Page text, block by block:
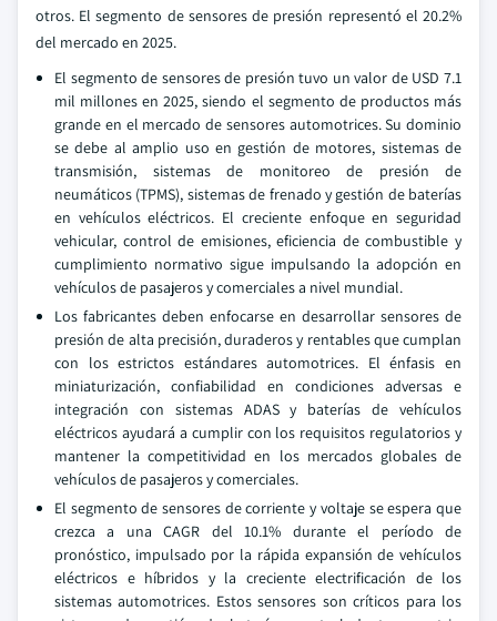
otros. El segmento de sensores de presión representó el 20.2%
del mercado en 2025.
El segmento de sensores de presión tuvo un valor de USD 7.1
mil millones en 2025, siendo el segmento de productos más
grande en el mercado de sensores automotrices. Su dominio
se debe al amplio uso en gestión de motores, sistemas de
transmisión, sistemas de monitoreo de presión de
neumáticos (TPMS), sistemas de frenado y gestión de baterías
en vehículos eléctricos. El creciente enfoque en seguridad
vehicular, control de emisiones, eficiencia de combustible y
cumplimiento normativo sigue impulsando la adopción en
vehículos de pasajeros y comerciales a nivel mundial.
Los fabricantes deben enfocarse en desarrollar sensores de
presión de alta precisión, duraderos y rentables que cumplan
con los estrictos estándares automotrices. El énfasis en
miniaturización, confiabilidad en condiciones adversas e
integración con sistemas ADAS y baterías de vehículos
eléctricos ayudará a cumplir con los requisitos regulatorios y
mantener la competitividad en los mercados globales de
vehículos de pasajeros y comerciales.
El segmento de sensores de corriente y voltaje se espera que
crezca a una CAGR del 10.1% durante el período de
pronóstico, impulsado por la rápida expansión de vehículos
eléctricos e híbridos y la creciente electrificación de los
sistemas automotrices. Estos sensores son críticos para los